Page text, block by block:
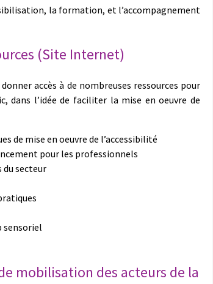
la formation, et l’accompagnement
(Site Internet)
accès à de nombreuses ressources pour
dans l’idée de faciliter la mise en oeuvre de
de mise en oeuvre de l’accessibilité
pour les professionnels
secteur
sensoriel
mobilisation des acteurs de la